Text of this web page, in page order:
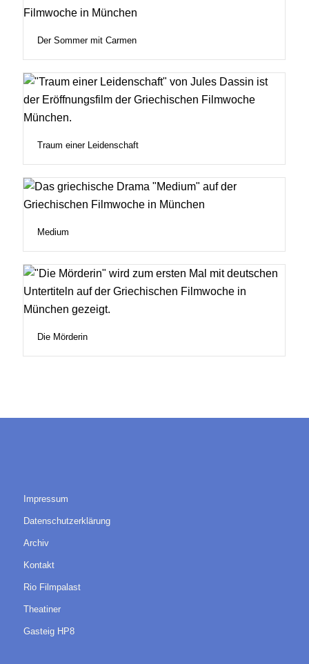
Der Sommer mit Carmen
Traum einer Leidenschaft
Medium
Die Mörderin
Impressum
Datenschutzerklärung
Archiv
Kontakt
Rio Filmpalast
Theatiner
Gasteig HP8